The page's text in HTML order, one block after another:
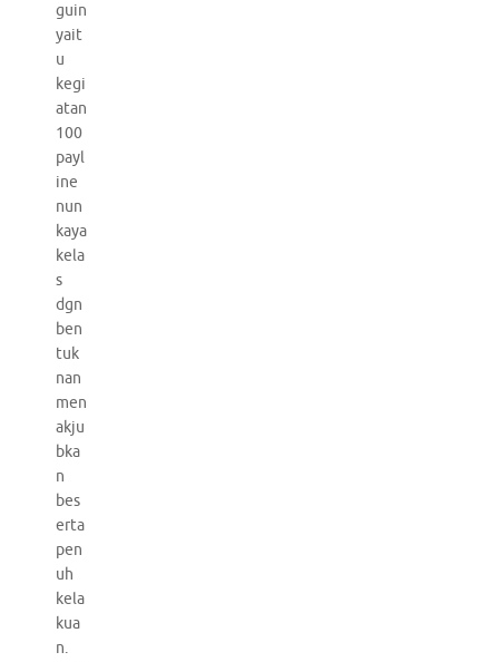
guin
yait
u
kegi
atan
100
payl
ine
nun
kaya
kela
s
dgn
ben
tuk
nan
men
akju
bka
n
bes
erta
pen
uh
kela
kua
n.